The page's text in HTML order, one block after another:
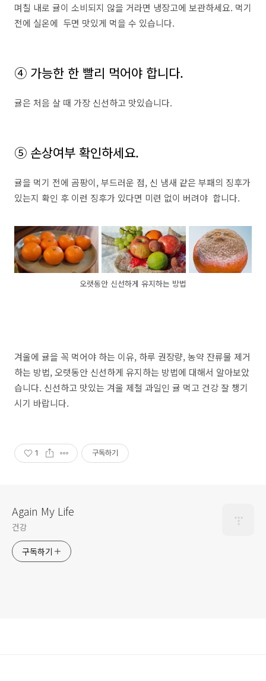
며칠 내로 귤이 소비되지 않을 거라면 냉장고에 보관하세요. 먹기
전에 실온에 두면 맛있게 먹을 수 있습니다.
④ 가능한 한 빨리 먹어야 합니다.
귤은 처음 살 때 가장 신선하고 맛있습니다.
⑤ 손상여부 확인하세요.
귤을 먹기 전에 곰팡이, 부드러운 점, 신 냄새 같은 부패의 징후가
있는지 확인 후 이런 징후가 있다면 미련 없이 버려야 합니다.
오랫동안 신선하게 유지하는 방법
겨울에 귤을 꼭 먹어야 하는 이유, 하루 권장량, 농약 잔류물 제거
하는 방법, 오랫동안 신선하게 유지하는 방법에 대해서 알아보았
습니다. 신선하고 맛있는 겨울 제철 과일인 귤 먹고 건강 잘 챙기
시기 바랍니다.
1 구독하기
Again My Life
건강
구독하기